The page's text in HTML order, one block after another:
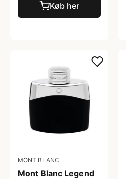
Køb her
MONT BLANC
Mont Blanc Legend